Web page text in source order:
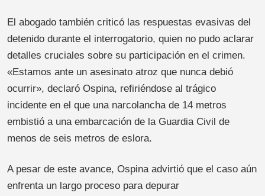
El abogado también criticó las respuestas evasivas del
detenido durante el interrogatorio, quien no pudo aclarar
detalles cruciales sobre su participación en el crimen.
«Estamos ante un asesinato atroz que nunca debió
ocurrir», declaró Ospina, refiriéndose al trágico
incidente en el que una narcolancha de 14 metros
embistió a una embarcación de la Guardia Civil de
menos de seis metros de eslora.
A pesar de este avance, Ospina advirtió que el caso aún
enfrenta un largo proceso para depurar